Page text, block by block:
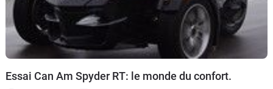
Essai Can Am Spyder RT: le monde du confort.